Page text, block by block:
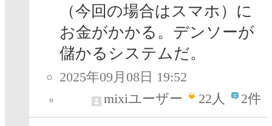
（今回の場合はスマホ）に
お金がかかる。デンソーが
儲かるシステムだ。
2025年09月08日 19:52
mixiユーザー
22人 2件